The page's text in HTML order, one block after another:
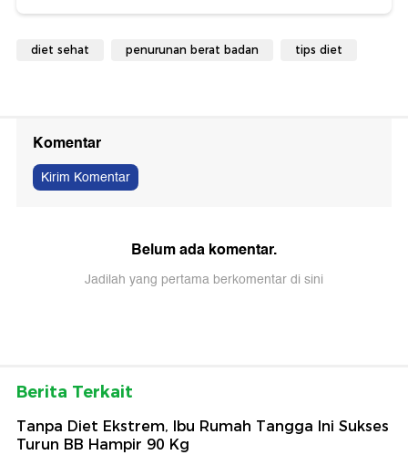
diet sehat penurunan berat badan tips diet
Komentar
Kirim Komentar
Belum ada komentar.
Jadilah yang pertama berkomentar di sini
Berita Terkait
Tanpa Diet Ekstrem, Ibu Rumah Tangga Ini Sukses
Turun BB Hampir 90 Kg